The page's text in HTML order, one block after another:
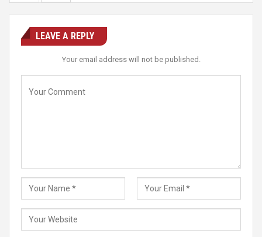
LEAVE A REPLY
Your email address will not be published.